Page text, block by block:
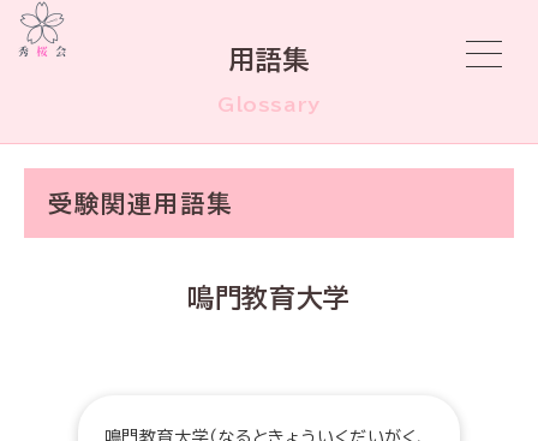
用語集
Glossary
受験関連用語集
鳴門教育大学
鳴門教育大学（なるときょういくだいがく、